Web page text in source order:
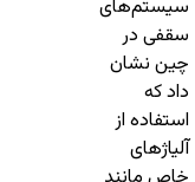
سیستم‌های
سقفی در
چین نشان
داد که
استفاده از
آلیاژهای